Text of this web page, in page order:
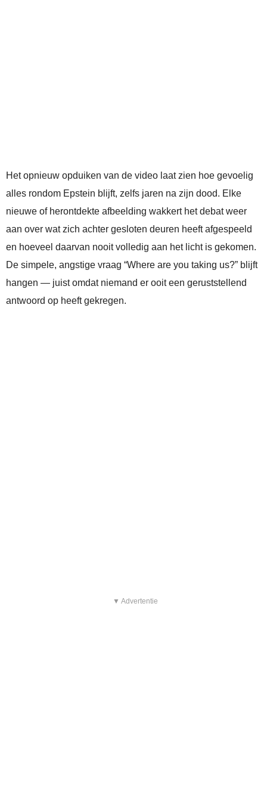
Het opnieuw opduiken van de video laat zien hoe gevoelig
alles rondom Epstein blijft, zelfs jaren na zijn dood. Elke
nieuwe of herontdekte afbeelding wakkert het debat weer
aan over wat zich achter gesloten deuren heeft afgespeeld
en hoeveel daarvan nooit volledig aan het licht is gekomen.
De simpele, angstige vraag “Where are you taking us?” blijft
hangen — juist omdat niemand er ooit een geruststellend
antwoord op heeft gekregen.
▼ Advertentie